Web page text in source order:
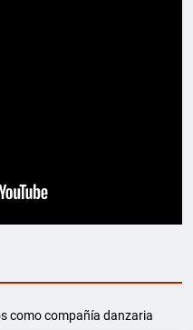
como compañía danzaria